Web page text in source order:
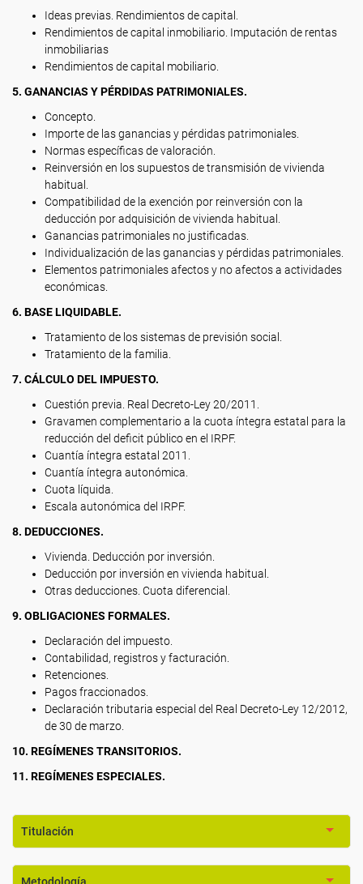
Ideas previas. Rendimientos de capital.
Rendimientos de capital inmobiliario. Imputación de rentas
inmobiliarias
Rendimientos de capital mobiliario.
5. GANANCIAS Y PÉRDIDAS PATRIMONIALES.
Concepto.
Importe de las ganancias y pérdidas patrimoniales.
Normas específicas de valoración.
Reinversión en los supuestos de transmisión de vivienda
habitual.
Compatibilidad de la exención por reinversión con la
deducción por adquisición de vivienda habitual.
Ganancias patrimoniales no justificadas.
Individualización de las ganancias y pérdidas patrimoniales.
Elementos patrimoniales afectos y no afectos a actividades
económicas.
6. BASE LIQUIDABLE.
Tratamiento de los sistemas de previsión social.
Tratamiento de la familia.
7. CÁLCULO DEL IMPUESTO.
Cuestión previa. Real Decreto-Ley 20/2011.
Gravamen complementario a la cuota íntegra estatal para la
reducción del deficit público en el IRPF.
Cuantía íntegra estatal 2011.
Cuantía íntegra autonómica.
Cuota líquida.
Escala autonómica del IRPF.
8. DEDUCCIONES.
Vivienda. Deducción por inversión.
Deducción por inversión en vivienda habitual.
Otras deducciones. Cuota diferencial.
9. OBLIGACIONES FORMALES.
Declaración del impuesto.
Contabilidad, registros y facturación.
Retenciones.
Pagos fraccionados.
Declaración tributaria especial del Real Decreto-Ley 12/2012,
de 30 de marzo.
10. REGÍMENES TRANSITORIOS.
11. REGÍMENES ESPECIALES.
Titulación